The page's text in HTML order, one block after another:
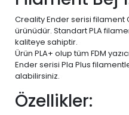
Creality Ender serisi filament
ürünüdür. Standart PLA
kaliteye sahiptir.
Ürün PLA+ olup tüm FDM
Ender serisi Pla Plus
alabilirsiniz.
Özellikler: